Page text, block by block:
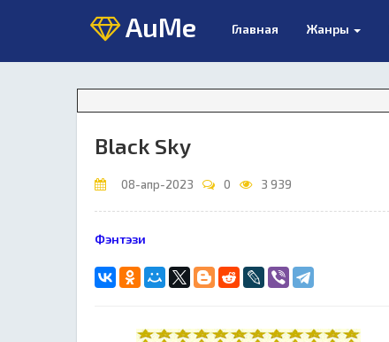
AuMe Главная Жанры
Black Sky
08-апр-2023 0 3 939
Фэнтэзи